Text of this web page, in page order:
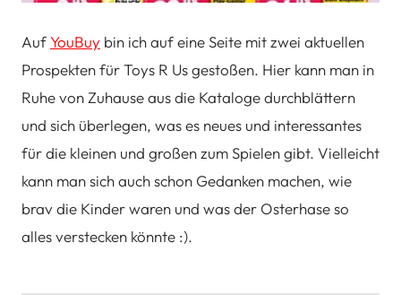
AufYouBuy bin ich auf eine Seite mit zwei aktuellen
Prospekten für Toys R Us gestoßen. Hier kann man in
Ruhe von Zuhause aus die Kataloge durchblättern
und sich überlegen, was es neues und interessantes
für die kleinen und großen zum Spielen gibt. Vielleicht
kann man sich auch schon Gedanken machen, wie
brav die Kinder waren und was der Osterhase so
alles verstecken könnte :).